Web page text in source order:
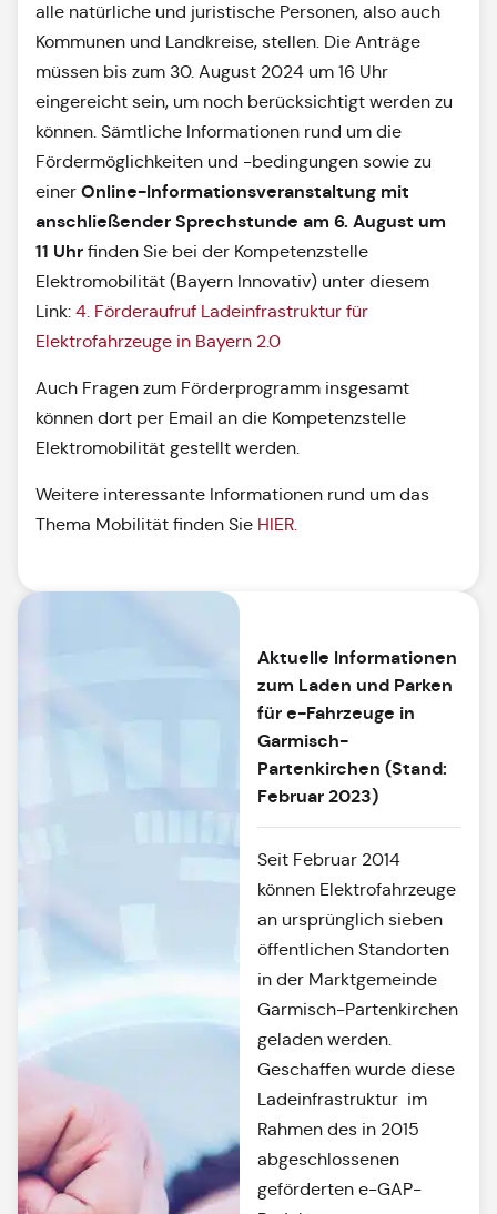
alle natürliche und juristische Personen, also auch
Kommunen und Landkreise, stellen. Die Anträge
müssen bis zum 30. August 2024 um 16 Uhr
eingereicht sein, um noch berücksichtigt werden zu
können. Sämtliche Informationen rund um die
Fördermöglichkeiten und -bedingungen sowie zu
einer Online-Informationsveranstaltung mit
anschließender Sprechstunde am 6. August um
11 Uhr finden Sie bei der Kompetenzstelle
Elektromobilität (Bayern Innovativ) unter diesem
Link: 4. Förderaufruf Ladeinfrastruktur für
Elektrofahrzeuge in Bayern 2.0
Auch Fragen zum Förderprogramm insgesamt
können dort per Email an die Kompetenzstelle
Elektromobilität gestellt werden.
Weitere interessante Informationen rund um das
Thema Mobilität finden Sie HIER.
Aktuelle Informationen
zum Laden und Parken
für e-Fahrzeuge in
Garmisch-
Partenkirchen (Stand:
Februar 2023)
Seit Februar 2014
können Elektrofahrzeuge
an ursprünglich sieben
öffentlichen Standorten
in der Marktgemeinde
Garmisch-Partenkirchen
geladen werden.
Geschaffen wurde diese
Ladeinfrastruktur im
Rahmen des in 2015
abgeschlossenen
geförderten e-GAP-